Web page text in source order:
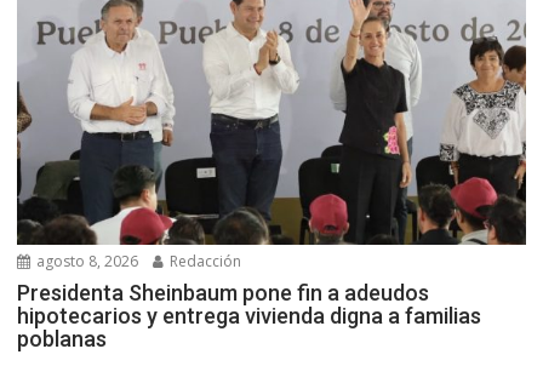
agosto 8, 2026 Redacción
Presidenta Sheinbaum pone fin a adeudos
hipotecarios y entrega vivienda digna a familias
poblanas